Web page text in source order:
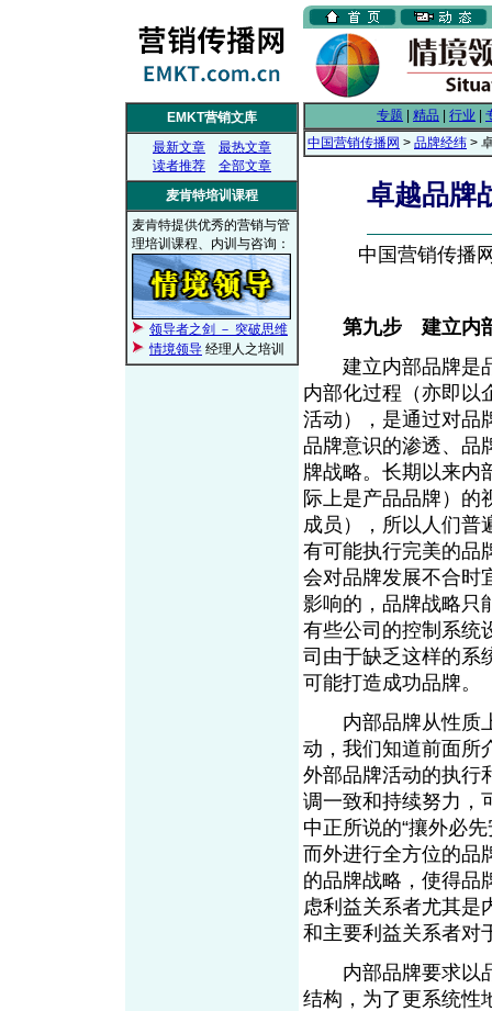
EMKT营销文库
最新文章
最热文章
读者推荐
全部文章
麦肯特培训课程
麦肯特提供优秀的营销与管
理培训课程、内训与咨询：
领导者之剑 － 突破思维
情境领导 经理人之培训
专题 精品 行业
中国营销传播网 > 品牌经纬 >
卓越品牌
中国营销传播
第九步 建立内
建立内部品牌是品
内部化过程（亦即以
活动），是通过对品
品牌意识的渗透、品
牌战略。长期以来内
际上是产品品牌）的
成员），所以人们普
有可能执行完美的品
会对品牌发展不合时
影响的，品牌战略只
有些公司的控制系统
司由于缺乏这样的系
可能打造成功品牌。
内部品牌从性质上
动，我们知道前面所
外部品牌活动的执行
调一致和持续努力，
中正所说的“攘外必
而外进行全方位的品
的品牌战略，使得品
虑利益关系者尤其是
和主要利益关系者对
内部品牌要求以品
结构，为了更系统性